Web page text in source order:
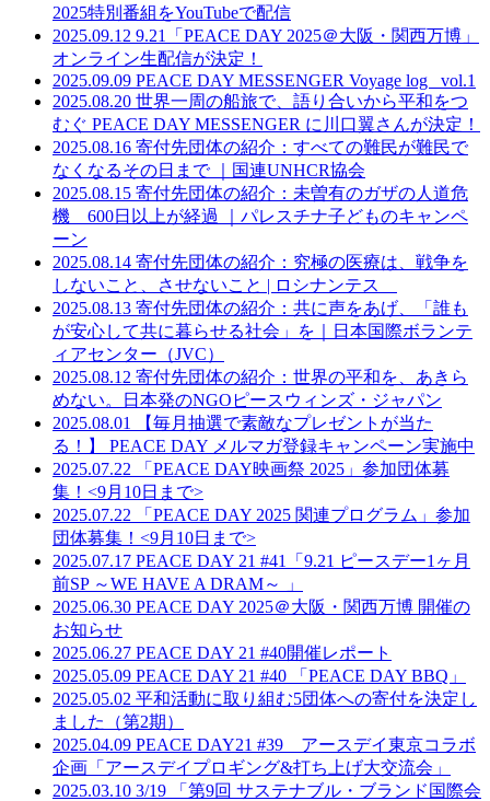
2025特別番組をYouTubeで配信
2025.09.12 9.21「PEACE DAY 2025＠大阪・関西万博」
オンライン生配信が決定！
2025.09.09 PEACE DAY MESSENGER Voyage log _vol.1
2025.08.20 世界一周の船旅で、語り合いから平和をつ
むぐ PEACE DAY MESSENGER に川口翼さんが決定！
2025.08.16 寄付先団体の紹介：すべての難民が難民で
なくなるその日まで ｜国連UNHCR協会
2025.08.15 寄付先団体の紹介：未曽有のガザの人道危
機 600日以上が経過 ｜パレスチナ子どものキャンペ
ーン
2025.08.14 寄付先団体の紹介：究極の医療は、戦争を
しないこと、させないこと | ロシナンテス
2025.08.13 寄付先団体の紹介：共に声をあげ、「誰も
が安心して共に暮らせる社会」を｜日本国際ボランテ
ィアセンター（JVC）
2025.08.12 寄付先団体の紹介：世界の平和を、あきら
めない。日本発のNGOピースウィンズ・ジャパン
2025.08.01
【毎月抽選で素敵なプレゼントが当た
る！】 PEACE DAY メルマガ登録キャンペーン実施中
2025.07.22
「PEACE DAY映画祭 2025」参加団体募
集！<9月10日まで>
2025.07.22
「PEACE DAY 2025 関連プログラム」参加
団体募集！<9月10日まで>
2025.07.17 PEACE DAY 21 #41「9.21 ピースデー1ヶ月
前SP ～WE HAVE A DRAM～ 」
2025.06.30 PEACE DAY 2025＠大阪・関西万博 開催の
お知らせ
2025.06.27 PEACE DAY 21 #40開催レポート
2025.05.09 PEACE DAY 21 #40 「PEACE DAY BBQ」
2025.05.02 平和活動に取り組む5団体への寄付を決定し
ました（第2期）
2025.04.09 PEACE DAY21 #39 アースデイ東京コラボ
企画「アースデイプロギング&打ち上げ大交流会」
2025.03.10 3/19 「第9回 サステナブル・ブランド国際会